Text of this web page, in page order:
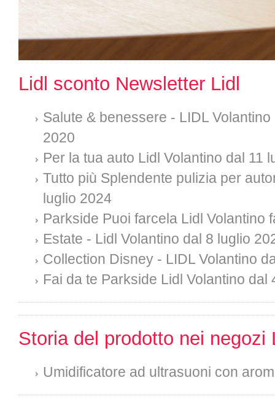
Lidl sconto Newsletter Lidl
Salute & benessere - LIDL
2020
Per la tua auto Lidl Volantino dal 11
Tutto più Splendente pulizia per
luglio 2024
Parkside Puoi farcela Lidl Volantino
Estate - Lidl Volantino dal 8 luglio
Collection Disney - LIDL Volantino
Fai da te Parkside Lidl Volantino dal
Storia del prodotto nei negozi
Umidificatore ad ultrasuoni con